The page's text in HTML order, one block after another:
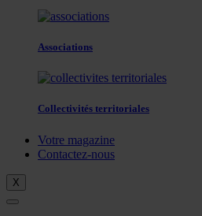
Associations
Collectivités territoriales
Votre magazine
Contactez-nous
X